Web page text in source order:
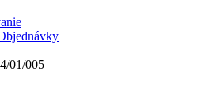
01/005